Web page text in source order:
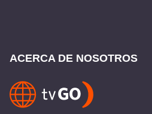
ACERCA DE NOSOTROS